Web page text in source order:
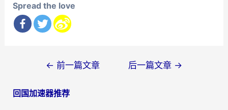
Spread the love
导
← 前一篇文章 后一篇文章 →
回国加速器推荐